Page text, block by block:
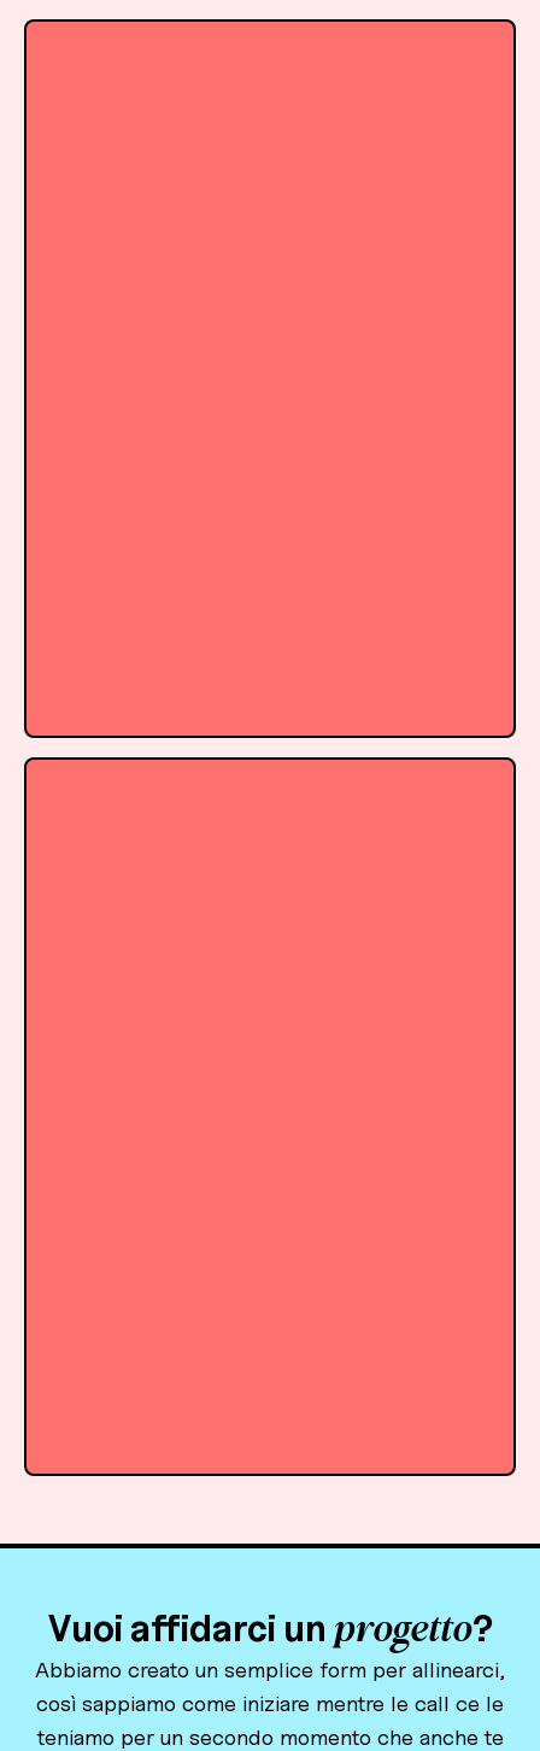
Vuoi affidarci un progetto?
Abbiamo creato un semplice form per allinearci,
così sappiamo come iniziare mentre le call ce le
teniamo per un secondo momento che anche te